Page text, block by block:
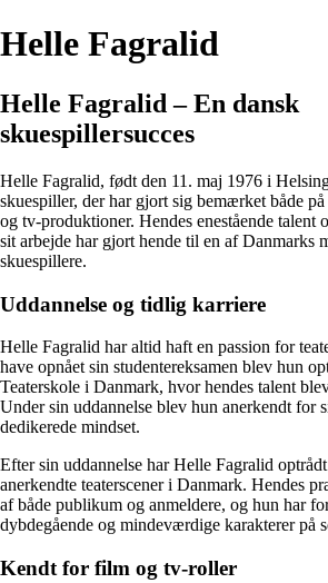
Helle Fagralid
Helle Fagralid – En dansk
skuespillersucces
Helle Fagralid, født den 11. maj 1976 i
skuespiller, der har gjort sig bemærket både
og tv-produktioner. Hendes enestående talent
sit arbejde har gjort hende til en af Danmarks
skuespillere.
Uddannelse og tidlig karriere
Helle Fagralid har altid haft en passion for
have opnået sin studentereksamen blev hun
Teaterskole i Danmark, hvor hendes talent
Under sin uddannelse blev hun anerkendt for
dedikerede mindset.
Efter sin uddannelse har Helle Fagralid
anerkendte teaterscener i Danmark. Hendes
af både publikum og anmeldere, og hun har
dybdegående og mindeværdige karakterer på
Kendt for film og tv-roller